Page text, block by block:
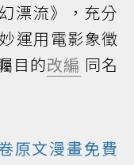
漂流》，充分
運用電影象徵
目的改編 同名
原文漫畫免費